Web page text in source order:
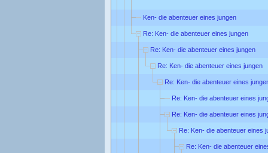
Ken- die abenteuer eines jungen
Re: Ken- die abenteuer eines jungen
Re: Ken- die abenteuer eines jungen
Re: Ken- die abenteuer eines jungen
Re: Ken- die abenteuer eines
Re: Ken- die abenteuer eines
Re: Ken- die abenteuer eines
Re: Ken- die abenteuer eines
Re: Ken- die abenteuer